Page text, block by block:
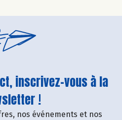
inscrivez-vous à la
!
nos événements et nos